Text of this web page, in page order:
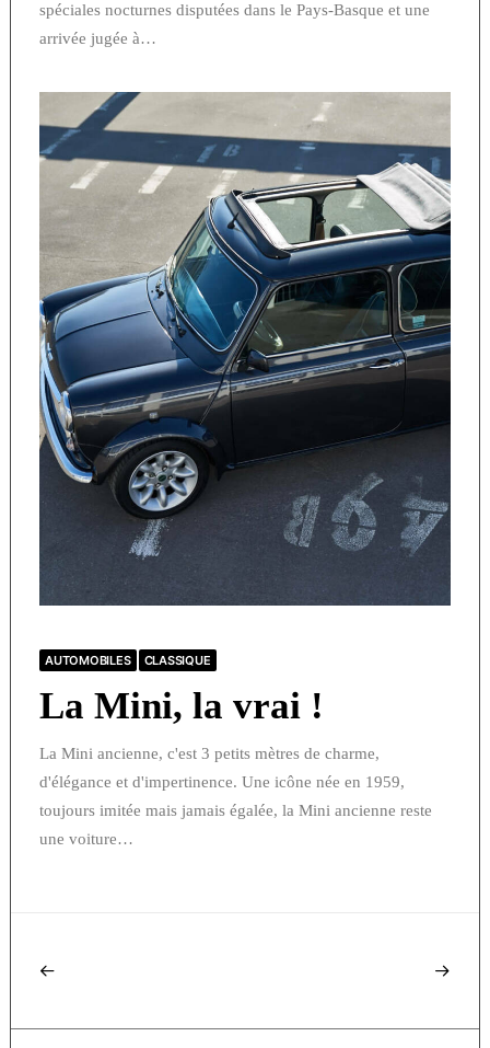
spéciales nocturnes disputées dans le Pays-Basque et une
arrivée jugée à…
AUTOMOBILES CLASSIQUE
La Mini, la vrai !
La Mini ancienne, c'est 3 petits mètres de charme,
d'élégance et d'impertinence. Une icône née en 1959,
toujours imitée mais jamais égalée, la Mini ancienne reste
une voiture…